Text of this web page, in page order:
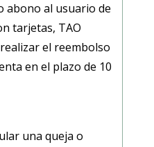
abono al usuario de
tarjetas, TAO
el reembolso
en el plazo de 10
una queja o